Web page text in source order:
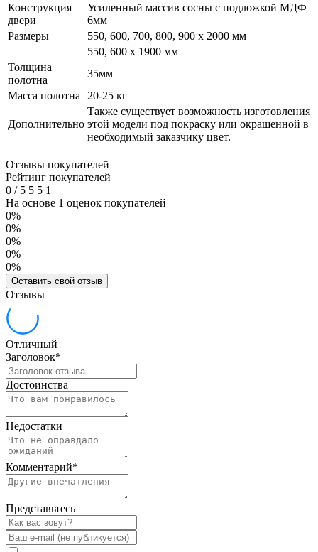
Конструкция
двери
Усиленный массив сосны с подложкой МДФ
6мм
Размеры
550, 600, 700, 800, 900 x 2000 мм
550, 600 х 1900 мм
Толщина
полотна
35мм
Масса полотна
20-25 кг
Дополнительно
Также существует возможность изготовления
этой модели под покраску или окрашенной в
необходимый заказчику цвет.
Отзывы покупателей
Рейтинг покупателей
0 /5 5 5 1
На основе 1 оценок покупателей
0%
0%
0%
0%
0%
Оставить свой отзыв
Отзывы
Отличный
Заголовок*
Достоинства
Недостатки
Комментарий*
Представьтесь